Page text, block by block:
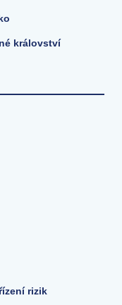
království
rizik